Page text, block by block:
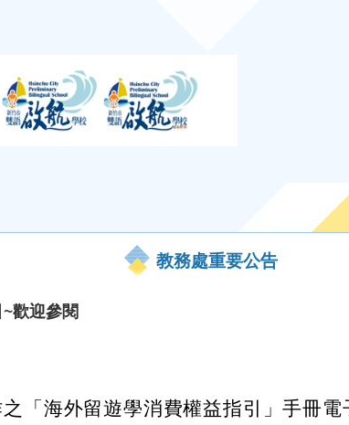
教務處重要公告
歡迎參閱
「海外留遊學消費權益指引」手冊電